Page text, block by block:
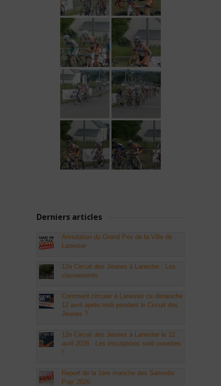
Derniers articles
Annulation du Grand Prix de la Ville de
Lanester
12e Circuit des Jeunes à Lanester : Les
classements
Comment circuler à Lanester ce dimanche
12 avril après-midi pendant le Circuit des
Jeunes ?
12e Circuit des Jeunes à Lanester le 12
avril 2026 : Les inscriptions sont ouvertes
!
Report de la 1ère manche des Samedis
Pop’ 2026